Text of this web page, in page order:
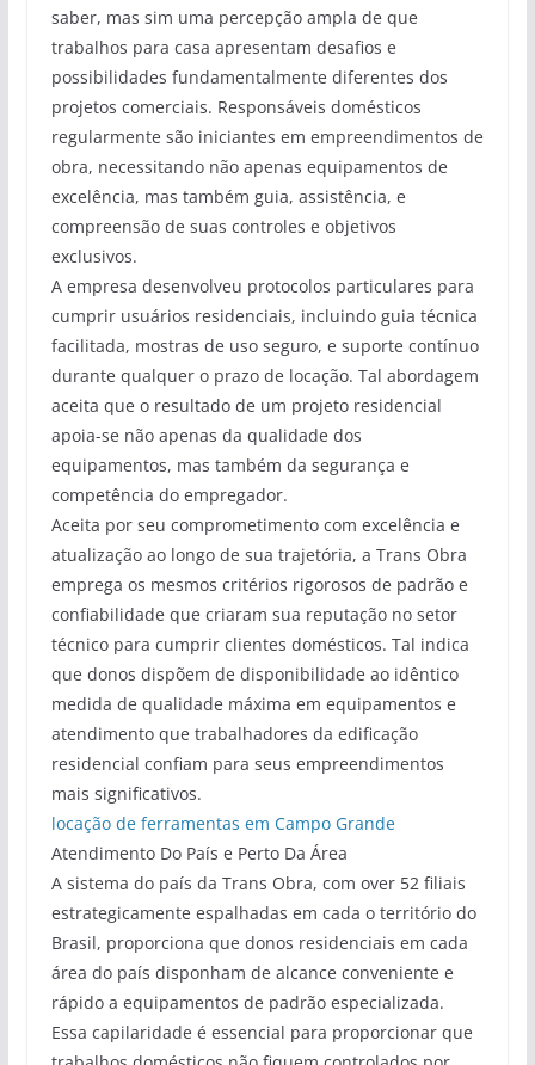
saber, mas sim uma percepção ampla de que
trabalhos para casa apresentam desafios e
possibilidades fundamentalmente diferentes dos
projetos comerciais. Responsáveis domésticos
regularmente são iniciantes em empreendimentos de
obra, necessitando não apenas equipamentos de
excelência, mas também guia, assistência, e
compreensão de suas controles e objetivos
exclusivos.
A empresa desenvolveu protocolos particulares para
cumprir usuários residenciais, incluindo guia técnica
facilitada, mostras de uso seguro, e suporte contínuo
durante qualquer o prazo de locação. Tal abordagem
aceita que o resultado de um projeto residencial
apoia-se não apenas da qualidade dos
equipamentos, mas também da segurança e
competência do empregador.
Aceita por seu comprometimento com excelência e
atualização ao longo de sua trajetória, a Trans Obra
emprega os mesmos critérios rigorosos de padrão e
confiabilidade que criaram sua reputação no setor
técnico para cumprir clientes domésticos. Tal indica
que donos dispõem de disponibilidade ao idêntico
medida de qualidade máxima em equipamentos e
atendimento que trabalhadores da edificação
residencial confiam para seus empreendimentos
mais significativos.
locação de ferramentas em Campo Grande
Atendimento Do País e Perto Da Área
A sistema do país da Trans Obra, com over 52 filiais
estrategicamente espalhadas em cada o território do
Brasil, proporciona que donos residenciais em cada
área do país disponham de alcance conveniente e
rápido a equipamentos de padrão especializada.
Essa capilaridade é essencial para proporcionar que